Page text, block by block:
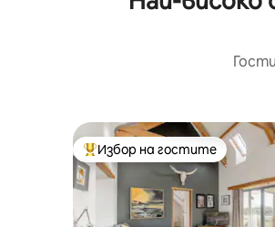
Най-популярен избор на
Избор на гостите